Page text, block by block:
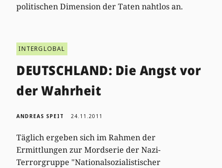
politischen Dimension der Taten nahtlos an.
INTERGLOBAL
DEUTSCHLAND: Die Angst vor
der Wahrheit
ANDREAS SPEIT 24.11.2011
Täglich ergeben sich im Rahmen der
Ermittlungen zur Mordserie der Nazi-
Terrorgruppe "Nationalsozialistischer